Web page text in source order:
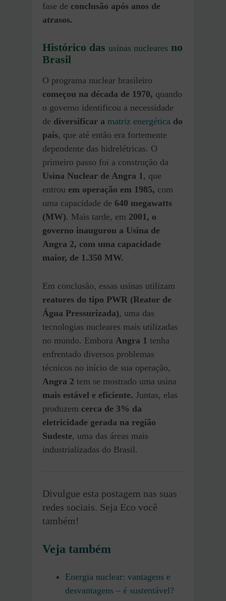
fase de conclusão após anos de
atrasos.
Histórico das usinas nucleares no
Brasil
O programa nuclear brasileiro
começou na década de 1970, quando
o governo identificou a necessidade
de diversificar a matriz energética do
país, que até então era fortemente
dependente das hidrelétricas. O
primeiro passo foi a construção da
Usina Nuclear de Angra 1, que
entrou em operação em 1985, com
uma capacidade de 640 megawatts
(MW). Mais tarde, em 2001, o
governo inaugurou a Usina de
Angra 2, com uma capacidade
maior, de 1.350 MW.
Em conclusão, essas usinas utilizam
reatores do tipo PWR (Reator de
Água Pressurizada), uma das
tecnologias nucleares mais utilizadas
no mundo. Embora Angra 1 tenha
enfrentado diversos problemas
técnicos no início de sua operação,
Angra 2 tem se mostrado uma usina
mais estável e eficiente. Juntas, elas
produzem cerca de 3% da
eletricidade gerada na região
Sudeste, uma das áreas mais
industrializadas do Brasil.
Divulgue esta postagem nas suas
redes sociais. Seja Eco você
também!
Veja também
Energia nuclear: vantagens e
desvantagens – é sustentável?